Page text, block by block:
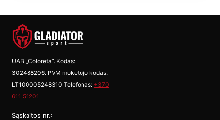
UAB „Coloreta”. Kodas:
302488206. PVM mokėtojo kodas:
LT100005248310 Telefonas: +370
611 51201
Sąskaitos nr.: